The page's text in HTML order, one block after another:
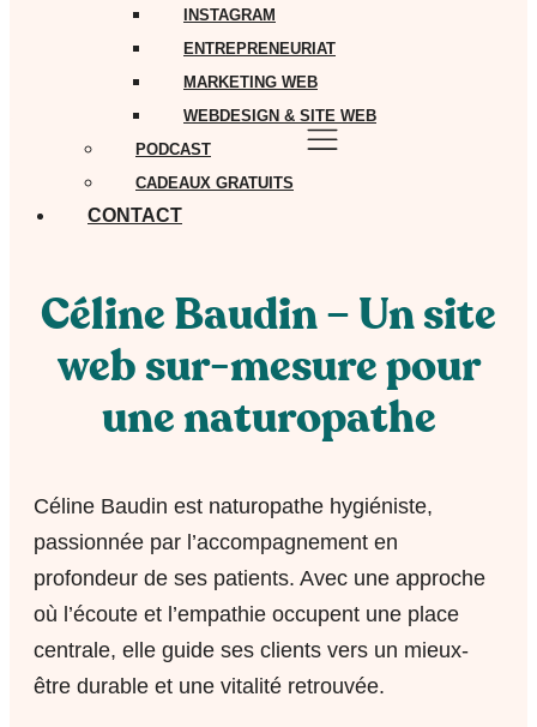
INSTAGRAM
ENTREPRENEURIAT
MARKETING WEB
WEBDESIGN & SITE WEB
PODCAST
CADEAUX GRATUITS
CONTACT
Céline Baudin – Un site
web sur-mesure pour
une naturopathe
Céline Baudin est naturopathe hygiéniste,
passionnée par l’accompagnement en
profondeur de ses patients. Avec une approche
où l’écoute et l’empathie occupent une place
centrale, elle guide ses clients vers un mieux-
être durable et une vitalité retrouvée.